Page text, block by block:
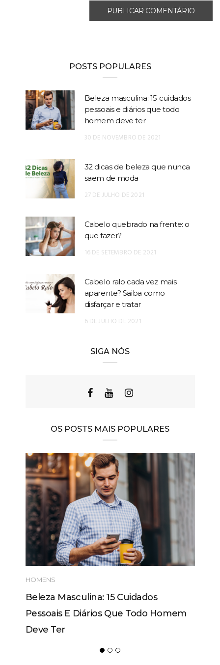
POSTS POPULARES
Beleza masculina: 15 cuidados
pessoais e diários que todo
homem deve ter
30 DE NOVEMBRO DE 2021
32 dicas de beleza que nunca
saem de moda
27 DE JULHO DE 2021
Cabelo quebrado na frente: o
que fazer?
16 DE SETEMBRO DE 2021
Cabelo ralo cada vez mais
aparente? Saiba como
disfarçar e tratar
6 DE JULHO DE 2021
SIGA NÓS
OS POSTS MAIS POPULARES
HOMENS
Beleza Masculina: 15 Cuidados
Pessoais E Diários Que Todo Homem
Deve Ter